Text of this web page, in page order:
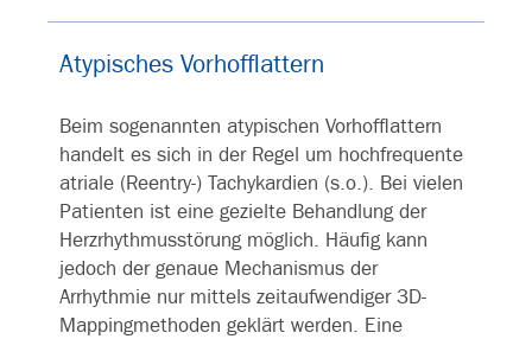
Atypisches Vorhofflattern
Beim sogenannten atypischen Vorhofflattern
handelt es sich in der Regel um hochfrequente
atriale (Reentry-) Tachykardien (s.o.). Bei vielen
Patienten ist eine gezielte Behandlung der
Herzrhythmusstörung möglich. Häufig kann
jedoch der genaue Mechanismus der
Arrhythmie nur mittels zeitaufwendiger 3D-
Mappingmethoden geklärt werden. Eine